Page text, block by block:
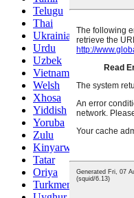
Telugu
Thai
Ukrainian
Urdu
Uzbek
Vietnamese
Welsh
Xhosa
Yiddish
Yoruba
Zulu
Kinyarwanda
Tatar
Oriya
Turkmen